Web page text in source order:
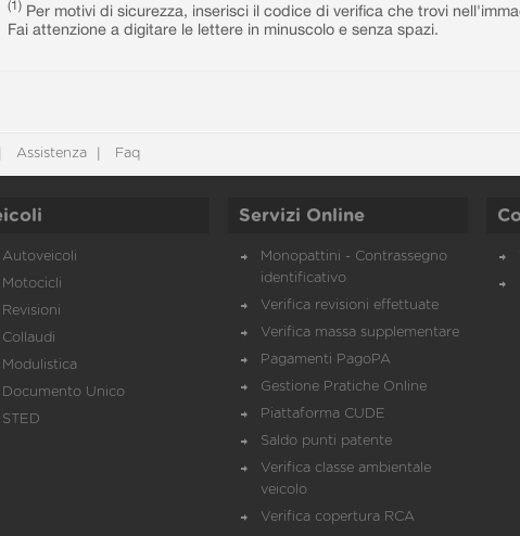
(1) Per motivi di sicurezza, inserisci il codice di verifica che trovi
Fai attenzione a digitare le lettere in minuscolo e senza spazi.
Assistenza Faq
Autoveicoli
Motocicli
Revisioni
Collaudi
Modulistica
Documento Unico
STED
Servizi Online
Monopattini - Contrassegno
identificativo
Verifica revisioni effettuate
Verifica massa supplementare
Pagamenti PagoPA
Gestione Pratiche Online
Piattaforma CUDE
Saldo punti patente
Verifica classe ambientale
veicolo
Verifica copertura RCA